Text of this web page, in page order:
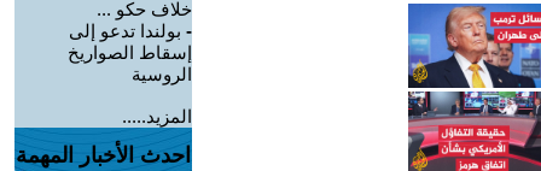
خلاف حكو ...
- بولندا تدعو إلى
إسقاط الصواريخ
الروسية
المزيد.....
احدث الأخبار المهمة